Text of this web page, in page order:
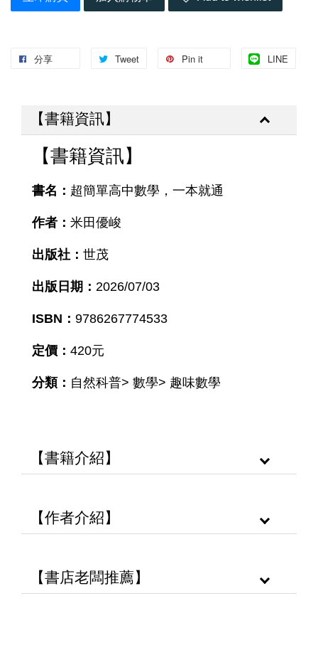
分享 Tweet Pin it LINE
【書籍資訊】
【書籍資訊】
書名： 超簡單高中數學，一本就通
作者： 米田優峻
出版社： 世茂
出版日期： 2026/07/03
ISBN： 9786267774533
定價： 420元
分類： 自然科普> 數學> 趣味數學
【書籍介紹】
【作者介紹】
【書店老闆推薦】